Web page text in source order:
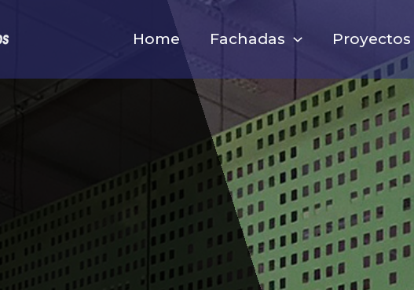
Home Fachadas Proyectos